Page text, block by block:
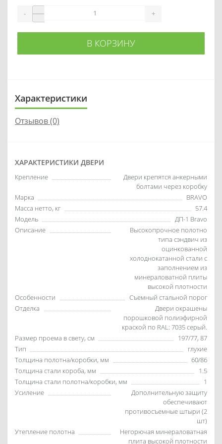
- +
В КОРЗИНУ
Характеристики
Отзывов (0)
ХАРАКТЕРИСТИКИ ДВЕРИ
Крепление
Двери крепятся анкерными
болтами через коробку
Марка
BRAVO
Масса нетто, кг
57.4
Модель
ДП-1 Bravo
Описание
Высокопрочное полотно
типа сэндвич из
оцинкованной
холоднокатанной стали с
заполнением из
минераловатной плиты
высокой плотности
Особенности
Съемный стальной порог
Отделка
Двери окрашены
порошковой полиэфирной
краской по RAL: 7035 серый.
Размер проема в свету, см
197/77, 87
Тип
глухие
Толщина полотна/коробки, мм
60/86
Толщина стали короба, мм
1.5
Толщина стали полотна/коробки, мм
1
Усиление
Дополнительную защиту
обеспечивают
противосъемные штыри (2
шт)
Утепление полотна
Негорючая минераловатная
плита высокой плотности